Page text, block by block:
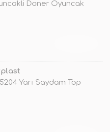
Doner Oyuncak
Yarı Saydam Top